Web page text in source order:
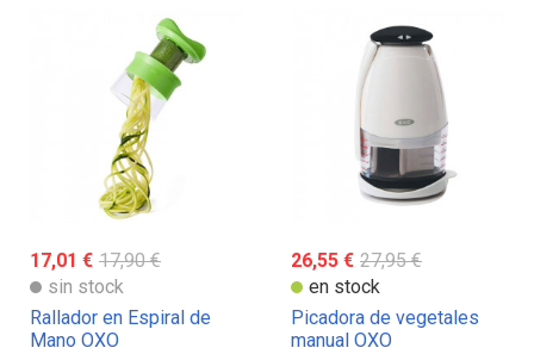
17,01 € 17,90 €
sin stock
Rallador en Espiral de
Mano OXO
26,55 € 27,95 €
en stock
Picadora de vegetales
manual OXO